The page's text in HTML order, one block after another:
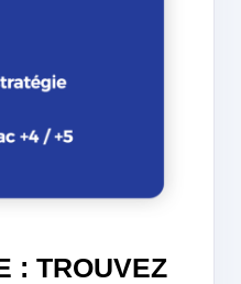
: TROUVEZ